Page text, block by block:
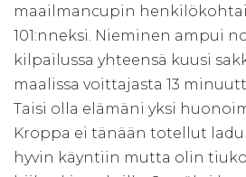
maailmancupin
101:nneksi. Nieminen ampui
kilpailussa yhteensä kuusi
maalissa voittajasta 13
Taisi olla elämäni yksi
Kroppa ei tänään totellut
hyvin käyntiin mutta olin